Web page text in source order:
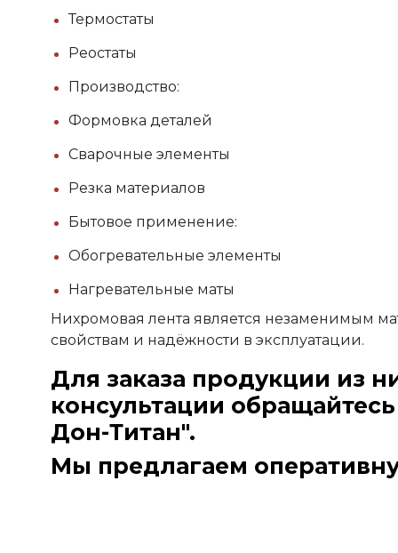
Термостаты
Реостаты
Производство:
Формовка деталей
Сварочные элементы
Резка материалов
Бытовое применение:
Обогревательные элементы
Нагревательные маты
Нихромовая лента является незаменимым
свойствам и надёжности в эксплуатации.
Для заказа продукции из
консультации
Дон-Титан".
Мы предлагаем